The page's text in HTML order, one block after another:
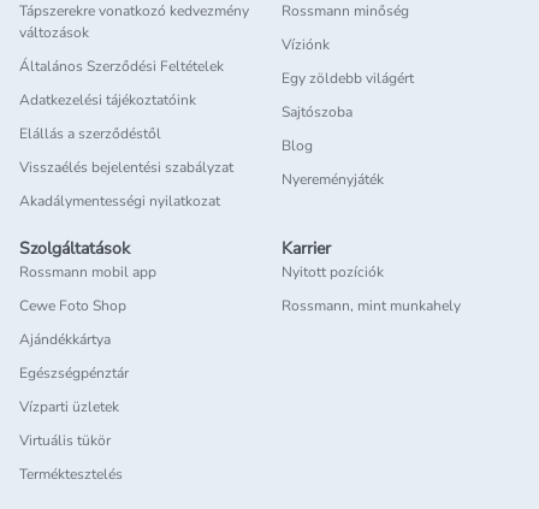
Tápszerekre vonatkozó kedvezmény
változások
Általános Szerződési Feltételek
Adatkezelési tájékoztatóink
Elállás a szerződéstől
Visszaélés bejelentési szabályzat
Akadálymentességi nyilatkozat
Rossmann minőség
Víziónk
Egy zöldebb világért
Sajtószoba
Blog
Nyereményjáték
Szolgáltatások
Rossmann mobil app
Cewe Foto Shop
Ajándékkártya
Egészségpénztár
Vízparti üzletek
Virtuális tükör
Terméktesztelés
Karrier
Nyitott pozíciók
Rossmann, mint munkahely